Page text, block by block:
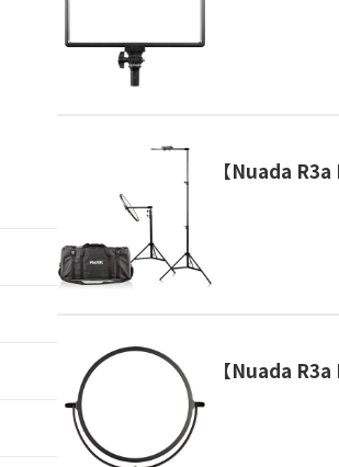
【Nuada
【Nuada